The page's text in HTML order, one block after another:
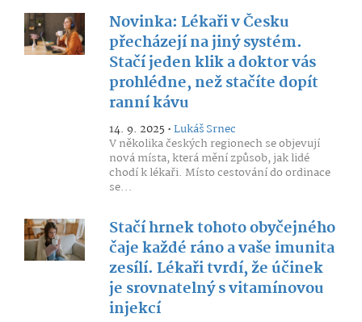
Novinka: Lékaři v Česku
přecházejí na jiný systém.
Stačí jeden klik a doktor vás
prohlédne, než stačíte dopít
ranní kávu
14. 9. 2025 •Lukáš Srnec
V několika českých regionech se objevují
nová místa, která mění způsob, jak lidé
chodí k lékaři. Místo cestování do ordinace
se...
Stačí hrnek tohoto obyčejného
čaje každé ráno a vaše imunita
zesílí. Lékaři tvrdí, že účinek
je srovnatelný s vitamínovou
injekcí